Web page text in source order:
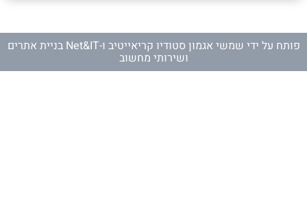
פותח על ידי שמשי אגמון סטודיו קריאייטיב ו- Net&IT בניית אתרים
ושירותי מחשוב